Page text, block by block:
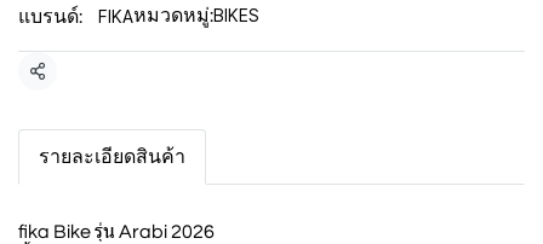
แบรนด์:
FIKAหมวดหมู่:BIKES
แชร์
รายละเอียดสินค้า
fika Bike รุ่น Arabi 2026